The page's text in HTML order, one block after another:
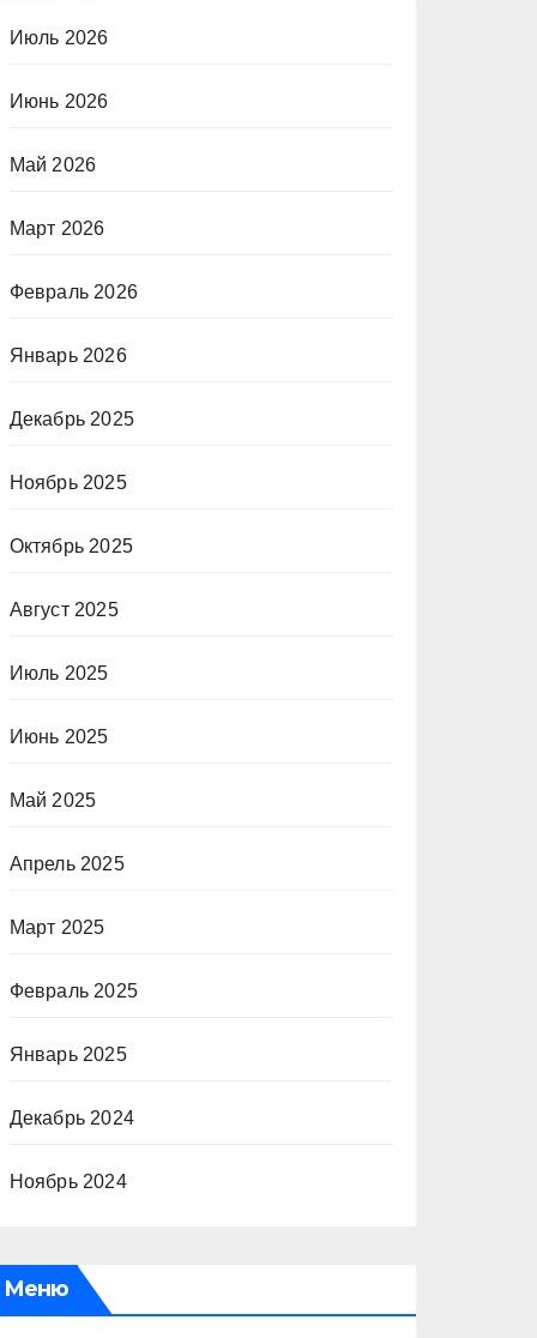
Июль 2026
Июнь 2026
Май 2026
Март 2026
Февраль 2026
Январь 2026
Декабрь 2025
Ноябрь 2025
Октябрь 2025
Август 2025
Июль 2025
Июнь 2025
Май 2025
Апрель 2025
Март 2025
Февраль 2025
Январь 2025
Декабрь 2024
Ноябрь 2024
Меню